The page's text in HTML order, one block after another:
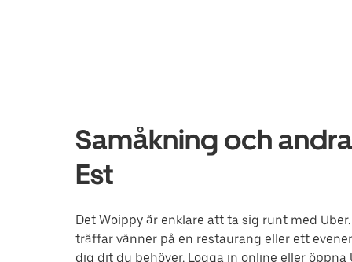
Samåkning och
Est
Det Woippy är enklare att ta sig runt med
träffar vänner på en restaurang eller ett
dig dit du behöver. Logga in online eller